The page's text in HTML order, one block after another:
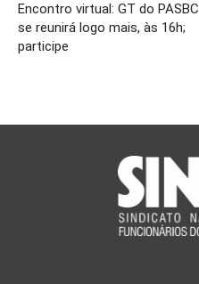
Encontro virtual: GT do PASBC
se reunirá logo mais, às 16h;
participe